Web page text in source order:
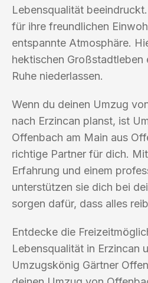
Lebensqualität
für ihre freundlichen
entspannte Atmosphäre.
hektischen Großstadtleben
Ruhe niederlassen.
Wenn du deinen Umzug
nach Erzincan planst, ist
Offenbach am Main aus
richtige Partner für dich.
Erfahrung und einem
unterstützen sie dich bei
sorgen dafür, dass alles
Entdecke die
Lebensqualität in Erzincan
Umzugskönig Gärtner